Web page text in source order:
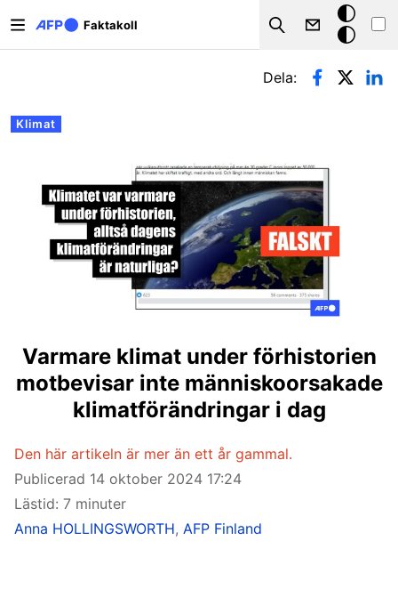
Faktakoll
Search
Mörkt
läge
Primära flikar
Klimat
Dela:
Varmare klimat under förhistorien
motbevisar inte människoorsakade
klimatförändringar i dag
Den här artikeln är mer än ett år gammal.
Publicerad 14 oktober 2024 17:24
Lästid: 7 minuter
Anna HOLLINGSWORTH, AFP Finland